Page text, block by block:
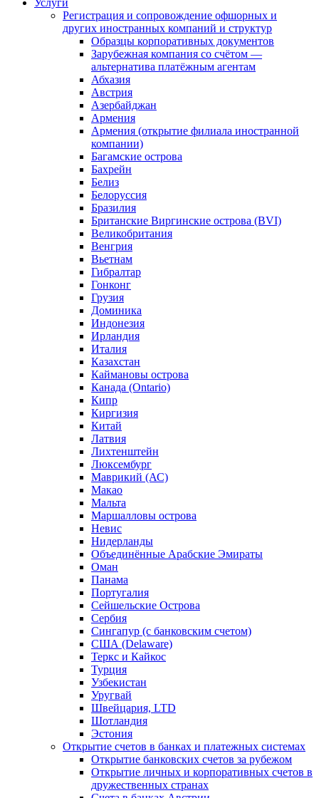
Услуги
Регистрация и сопровождение офшорных и
других иностранных компаний и структур
Образцы корпоративных документов
Зарубежная компания со счётом —
альтернатива платёжным агентам
Абхазия
Австрия
Азербайджан
Армения
Армения (открытие филиала иностранной
компании)
Багамские острова
Бахрейн
Белиз
Белоруссия
Бразилия
Британские Виргинские острова (BVI)
Великобритания
Венгрия
Вьетнам
Гибралтар
Гонконг
Грузия
Доминика
Индонезия
Ирландия
Италия
Казахстан
Каймановы острова
Канада (Ontario)
Кипр
Киргизия
Китай
Латвия
Лихтенштейн
Люксембург
Маврикий (АС)
Макао
Мальта
Маршалловы острова
Нeвис
Нидерланды
Объединённые Арабские Эмираты
Оман
Панама
Португалия
Сейшельские Острова
Сербия
Сингапур (c банковским счетом)
США (Delaware)
Теркс и Кайкос
Турция
Узбекистан
Уругвай
Швейцария, LTD
Шотландия
Эстония
Открытие счетов в банках и платежных системах
Открытие банковских счетов за рубежом
Открытие личных и корпоративных счетов в
дружественных странах